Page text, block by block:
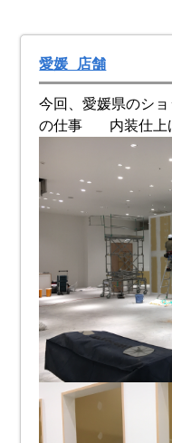
愛媛 店舗
今回、愛媛県のシ
の仕事 内装仕上げ